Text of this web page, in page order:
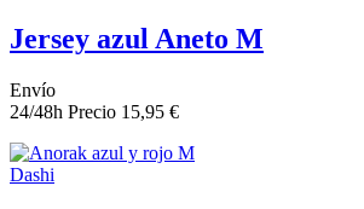
Jersey azul Aneto M
Envío
24/48h Precio 15,95 €
Dashi